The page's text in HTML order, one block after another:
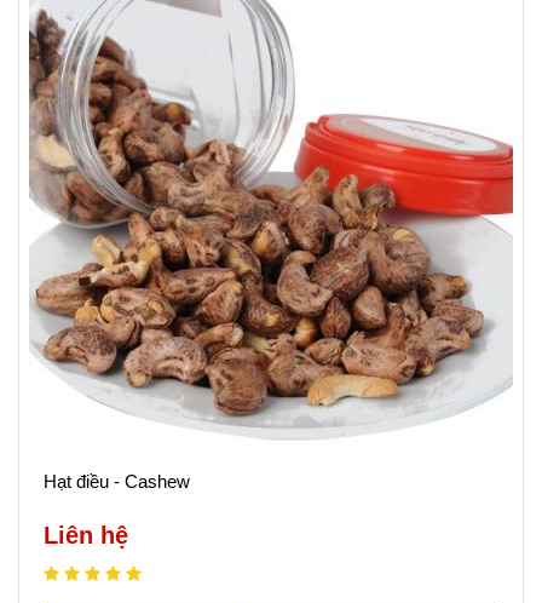
Hạt điều - Cashew
Liên hệ